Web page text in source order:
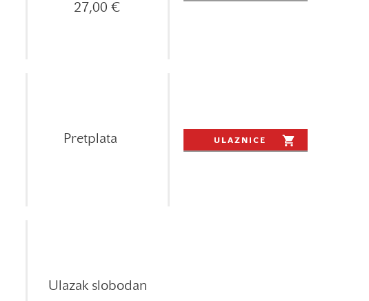
27,00 €
Pretplata ULAZNICE
Ulazak slobodan